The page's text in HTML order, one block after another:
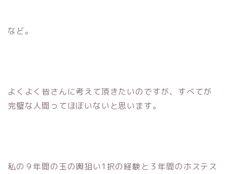
など。
よくよく皆さんに考えて頂きたいのですが、すべてが
完璧な人間ってほぼいないと思います。
私の９年間の玉の輿狙い1択の経験と３年間のホステス